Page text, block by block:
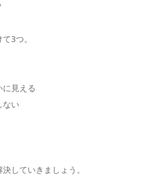
3つ。
見える
い
していきましょう。